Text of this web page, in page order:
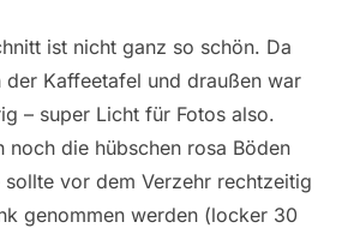
ist nicht ganz so schön. Da
der Kaffeetafel und draußen war
– super Licht für Fotos also.
die hübschen rosa Böden
vor dem Verzehr rechtzeitig
genommen werden (locker 30